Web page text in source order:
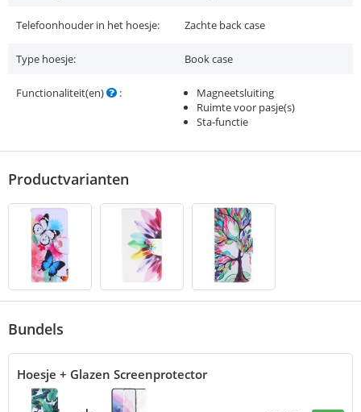
Telefoonhouder in het hoesje: Zachte back case
Type hoesje: Book case
Functionaliteit(en) :
Magneetsluiting
Ruimte voor pasje(s)
Sta-functie
Productvarianten
Bundels
Hoesje + Glazen Screenprotector